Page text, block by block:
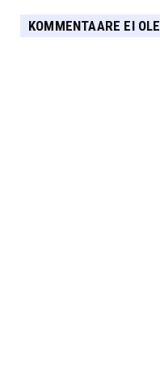
KOMMENTAARE EI OLE